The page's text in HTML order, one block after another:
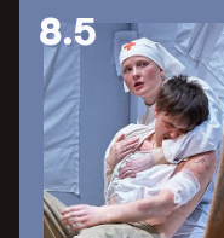
8.5